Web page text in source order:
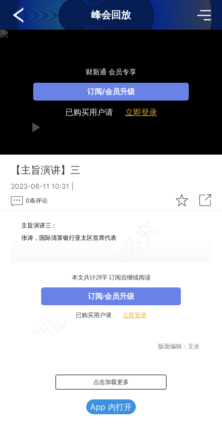
峰会回放
财新通 会员专享
订阅/会员升级
已购买用户请 立即登录
【主旨演讲】三
2023-06-11 10:31
0条评论
主旨演讲三：
张涛，国际清算银行亚太区首席代表
本文共计29字 订阅后继续阅读
订阅/会员升级
已购买用户请 立即登录
版面编辑：王永
点击加载更多
App 内打开